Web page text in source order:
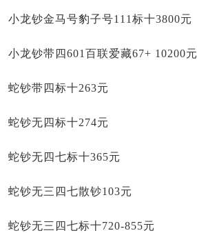
小龙钞金马号豹子号111标十3800元
小龙钞带四601百联爱藏67+ 10200元
蛇钞带四标十263元
蛇钞无四标十274元
蛇钞无四七标十365元
蛇钞无三四七散钞103元
蛇钞无三四七标十720-855元